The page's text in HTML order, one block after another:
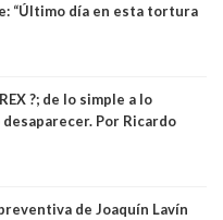
“Último día en esta tortura
?; de lo simple a lo
Por Ricardo
de Joaquín Lavín